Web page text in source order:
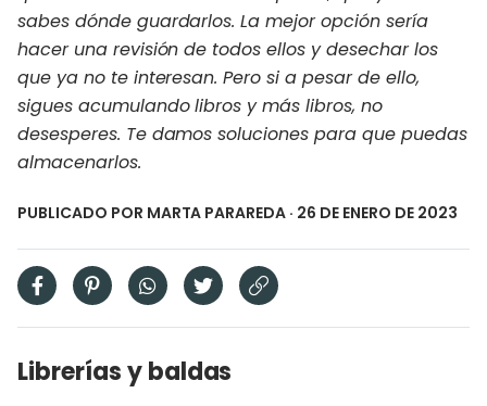
sabes dónde guardarlos. La mejor opción sería
hacer una revisión de todos ellos y desechar los
que ya no te interesan. Pero si a pesar de ello,
sigues acumulando libros y más libros, no
desesperes. Te damos soluciones para que puedas
almacenarlos.
PUBLICADO POR MARTA PARAREDA · 26 DE ENERO DE 2023
Librerías y baldas